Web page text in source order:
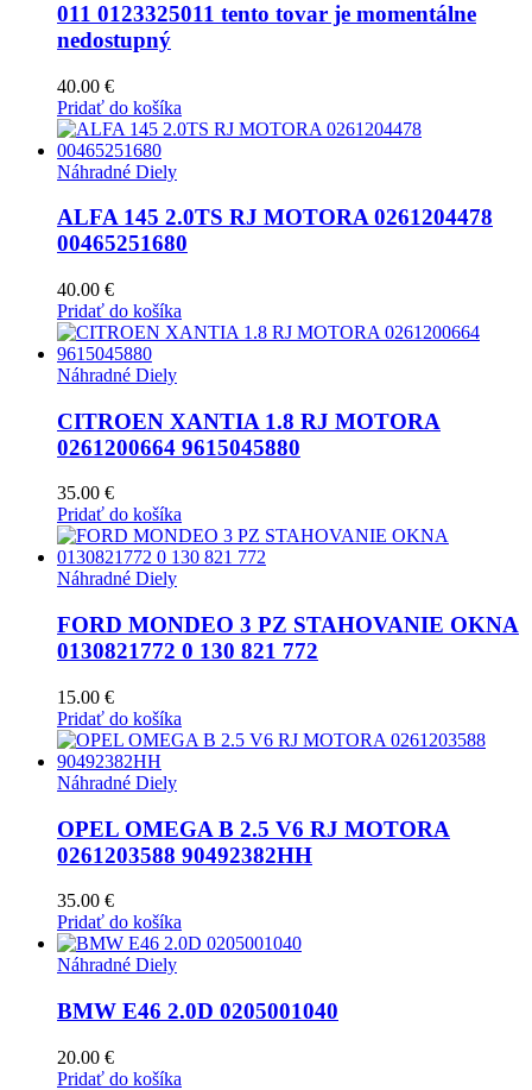
011 0123325011 tento tovar je momentálne
nedostupný
40.00 €
Pridať do košíka
Náhradné Diely
ALFA 145 2.0TS RJ MOTORA 0261204478
00465251680
40.00 €
Pridať do košíka
Náhradné Diely
CITROEN XANTIA 1.8 RJ MOTORA
0261200664 9615045880
35.00 €
Pridať do košíka
Náhradné Diely
FORD MONDEO 3 PZ STAHOVANIE OKNA
0130821772 0 130 821 772
15.00 €
Pridať do košíka
Náhradné Diely
OPEL OMEGA B 2.5 V6 RJ MOTORA
0261203588 90492382HH
35.00 €
Pridať do košíka
Náhradné Diely
BMW E46 2.0D 0205001040
20.00 €
Pridať do košíka